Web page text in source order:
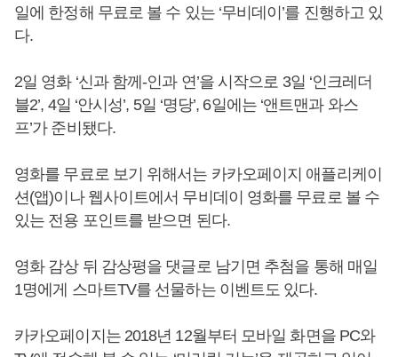
일에 한정해 무료로 볼 수 있는 ‘무비데이’를 진행하고 있
다.
2일 영화 ‘신과 함께-인과 연’을 시작으로 3일 ‘인크레더
블2’, 4일 ‘안시성’, 5일 ‘명당’, 6일에는 ‘앤트맨과 와스
프’가 준비됐다.
영화를 무료로 보기 위해서는 카카오페이지 애플리케이
션(앱)이나 웹사이트에서 무비데이 영화를 무료로 볼 수
있는 전용 포인트를 받으면 된다.
영화 감상 뒤 감상평을 댓글로 남기면 추첨을 통해 매일
1명에게 스마트TV를 선물하는 이벤트도 있다.
카카오페이지는 2018년 12월부터 모바일 화면을 PC와